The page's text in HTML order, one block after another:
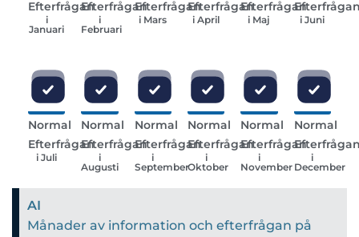
Efterfrågan
i
Januari
Efterfrågan
i
Februari
Efterfrågan
i Mars
Efterfrågan
i April
Efterfrågan
i Maj i Juni
Normal
Efterfrågan
i Juli
Normal
Efterfrågan
i
Augusti
Normal
Efterfrågan
i
September
Normal
Efterfrågan
i
Oktober
Normal
Efterfrågan
i
November
Normal
i
December
AI
Månader av information och efterfrågan på